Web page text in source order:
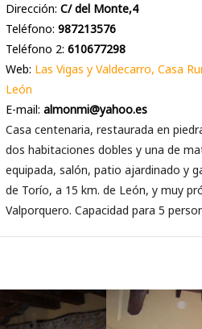
Dirección: C/ del Monte,4
Teléfono: 987213576
Teléfono 2: 610677298
Web: Las Vigas y Valdecarro, Casa
León
E-mail: almonmi@yahoo.es
Casa centenaria, restaurada en
dos habitaciones dobles y una de
equipada, salón, patio ajardinado y
de Torío, a 15 km. de León, y muy
Valporquero. Capacidad para 5